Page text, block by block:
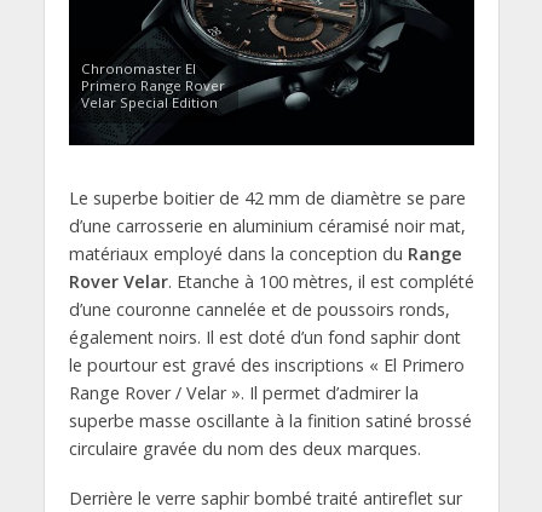
Chronomaster El
Primero Range Rover
Velar Special Edition
Le superbe boitier de 42 mm de diamètre se pare
d’une carrosserie en aluminium céramisé noir mat,
matériaux employé dans la conception du Range
Rover Velar. Etanche à 100 mètres, il est complété
d’une couronne cannelée et de poussoirs ronds,
également noirs. Il est doté d’un fond saphir dont
le pourtour est gravé des inscriptions « El Primero
Range Rover / Velar ». Il permet d’admirer la
superbe masse oscillante à la finition satiné brossé
circulaire gravée du nom des deux marques.
Derrière le verre saphir bombé traité antireflet sur